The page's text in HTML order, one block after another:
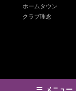
ホームタウン
クラブ理念